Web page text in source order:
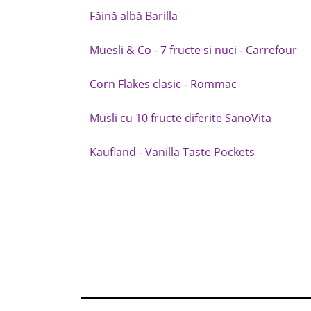
Făină albă Barilla
Muesli & Co - 7 fructe si nuci - Carrefour
Corn Flakes clasic - Rommac
Musli cu 10 fructe diferite SanoVita
Kaufland - Vanilla Taste Pockets